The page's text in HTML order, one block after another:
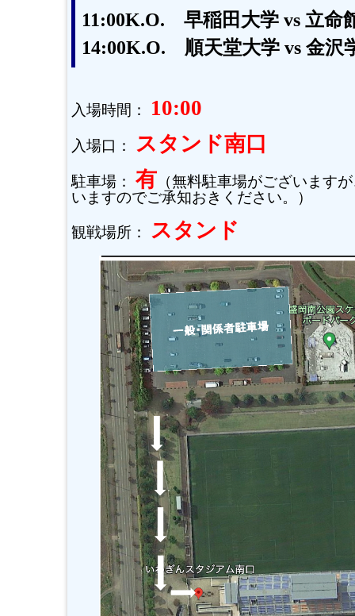
11:00K.O. 早稲田大学 vs 立命
14:00K.O. 順天堂大学 vs 金沢
入場時間： 10:00
入場口： スタンド南口
駐車場： 有 （無料駐車場がございます
いますのでご承知おきください。）
観戦場所： スタンド